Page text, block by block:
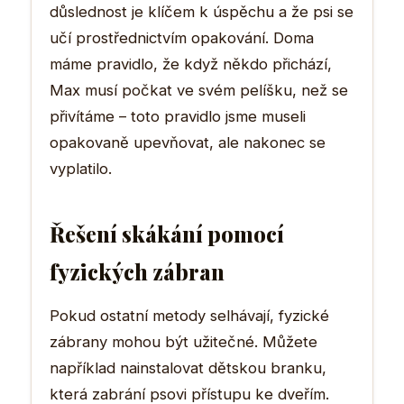
důslednost je klíčem k úspěchu a že psi se
učí prostřednictvím opakování. Doma
máme pravidlo, že když někdo přichází,
Max musí počkat ve svém pelíšku, než se
přivítáme – toto pravidlo jsme museli
opakovaně upevňovat, ale nakonec se
vyplatilo.
Řešení skákání pomocí
fyzických zábran
Pokud ostatní metody selhávají, fyzické
zábrany mohou být užitečné. Můžete
například nainstalovat dětskou branku,
která zabrání psovi přístupu ke dveřím.